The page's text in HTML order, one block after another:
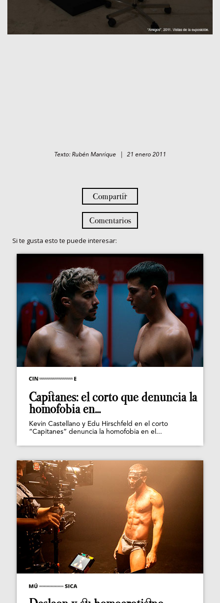
Texto: Rubén Manrique | 21 enero 2011
Compartir
Comentarios
Si te gusta esto te puede interesar:
Capitanes: el corto que denuncia la
homofobia en...
Kevin Castellano y Edu Hirschfeld en el corto
“Capitanes” denuncia la homofobia en el...